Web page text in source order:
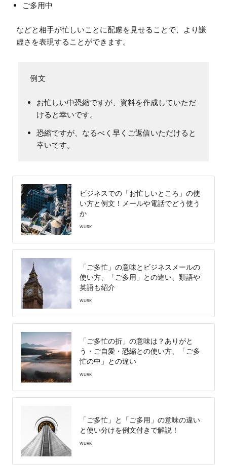
ご多用中
などと相手が忙しいことに配慮を見せることで、より謙
お忙しい中恐縮ですが、資料を作成していただ
けると幸いです。
恐縮ですが、なるべく早くご返信いただけると
幸いです。
ビジネスでの「お忙しいところ」の使
い方と例文！メールや電話でどう使う
か
WURK
「ご多忙」の意味とビジネスメールの
使い方、「ご多用」との違い、類語や
英語も紹介
WURK
「ご多忙の折」の意味は？ありがと
う・ご自愛・恐縮との使い方、「ご多
忙の中」との違い
WURK
「ご多忙」と「ご多用」の意味の違い
と使い分けを例文付きで解説！
WURK